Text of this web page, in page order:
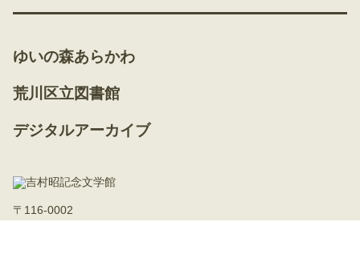
ゆいの森あらかわ
荒川区立図書館
デジタルアーカイブ
〒116-0002